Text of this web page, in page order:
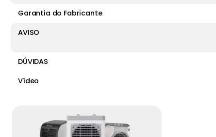
Garantia do Fabricante
AVISO
DÚVIDAS
Vídeo